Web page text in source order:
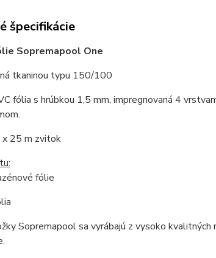
špecifikácie
Sopremapool One
tkaninou typu 150/100
fólia s hrúbkou 1,5 mm, impregnovaná 4
x 25 m zvitok
fólie
Sopremapool sa vyrábajú z vysoko